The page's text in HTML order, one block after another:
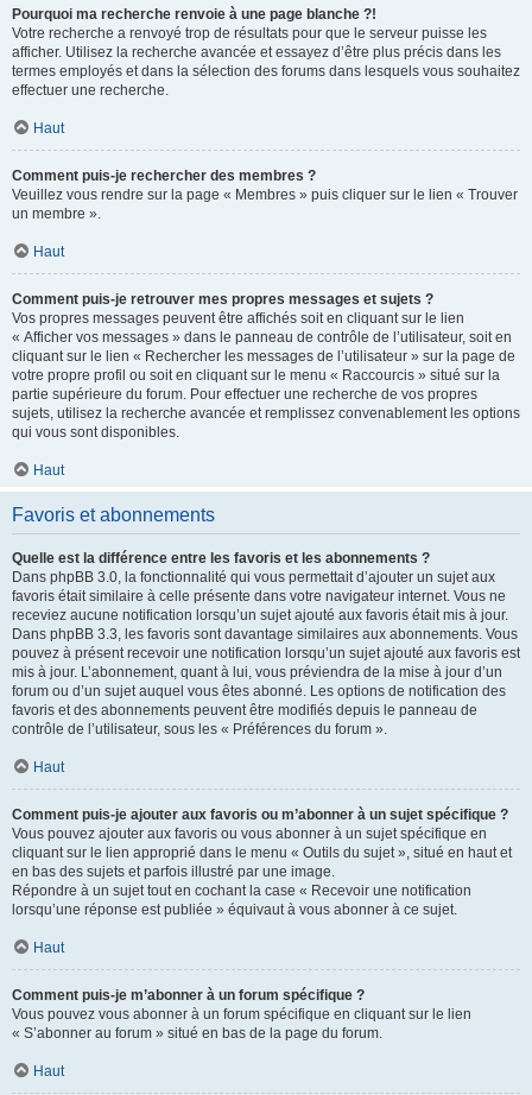
Pourquoi ma recherche renvoie à une page blanche ?!
Votre recherche a renvoyé trop de résultats pour que le serveur puisse les
afficher. Utilisez la recherche avancée et essayez d’être plus précis dans les
termes employés et dans la sélection des forums dans lesquels vous souhaitez
effectuer une recherche.
Haut
Comment puis-je rechercher des membres ?
Veuillez vous rendre sur la page « Membres » puis cliquer sur le lien « Trouver
un membre ».
Haut
Comment puis-je retrouver mes propres messages et sujets ?
Vos propres messages peuvent être affichés soit en cliquant sur le lien
« Afficher vos messages » dans le panneau de contrôle de l’utilisateur, soit en
cliquant sur le lien « Rechercher les messages de l’utilisateur » sur la page de
votre propre profil ou soit en cliquant sur le menu « Raccourcis » situé sur la
partie supérieure du forum. Pour effectuer une recherche de vos propres
sujets, utilisez la recherche avancée et remplissez convenablement les options
qui vous sont disponibles.
Haut
Favoris et abonnements
Quelle est la différence entre les favoris et les abonnements ?
Dans phpBB 3.0, la fonctionnalité qui vous permettait d’ajouter un sujet aux
favoris était similaire à celle présente dans votre navigateur internet. Vous ne
receviez aucune notification lorsqu’un sujet ajouté aux favoris était mis à jour.
Dans phpBB 3.3, les favoris sont davantage similaires aux abonnements. Vous
pouvez à présent recevoir une notification lorsqu’un sujet ajouté aux favoris est
mis à jour. L’abonnement, quant à lui, vous préviendra de la mise à jour d’un
forum ou d’un sujet auquel vous êtes abonné. Les options de notification des
favoris et des abonnements peuvent être modifiés depuis le panneau de
contrôle de l’utilisateur, sous les « Préférences du forum ».
Haut
Comment puis-je ajouter aux favoris ou m’abonner à un sujet spécifique ?
Vous pouvez ajouter aux favoris ou vous abonner à un sujet spécifique en
cliquant sur le lien approprié dans le menu « Outils du sujet », situé en haut et
en bas des sujets et parfois illustré par une image.
Répondre à un sujet tout en cochant la case « Recevoir une notification
lorsqu’une réponse est publiée » équivaut à vous abonner à ce sujet.
Haut
Comment puis-je m’abonner à un forum spécifique ?
Vous pouvez vous abonner à un forum spécifique en cliquant sur le lien
« S’abonner au forum » situé en bas de la page du forum.
Haut